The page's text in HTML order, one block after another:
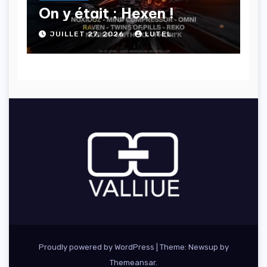
On y était : Hexen !
JUILLET 27, 2026 LUTEL
Proudly powered by WordPress
Theme: Newsup by
Themeansar.